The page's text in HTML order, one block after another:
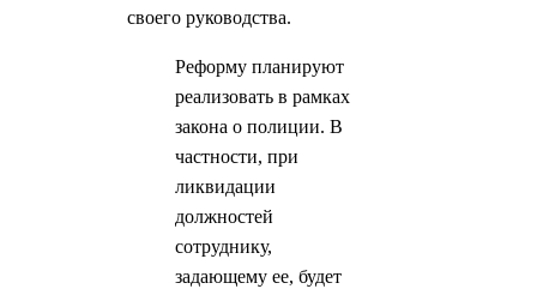
своего руководства.
Реформу планируют
реализовать в рамках
закона о полиции. В
частности, при
ликвидации
должностей
сотруднику,
задающему ее, будет